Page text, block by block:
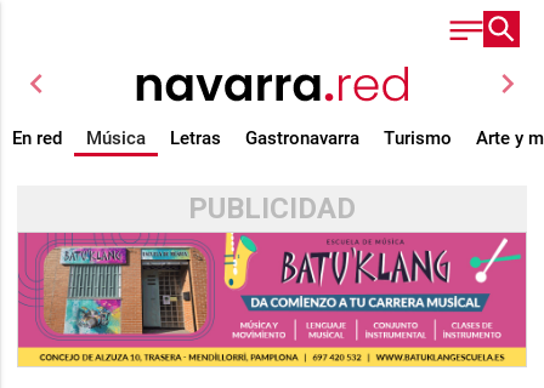
chevron_left chevron_right
En red Música Letras Gastronavarra Turismo Arte y
PUBLICIDAD